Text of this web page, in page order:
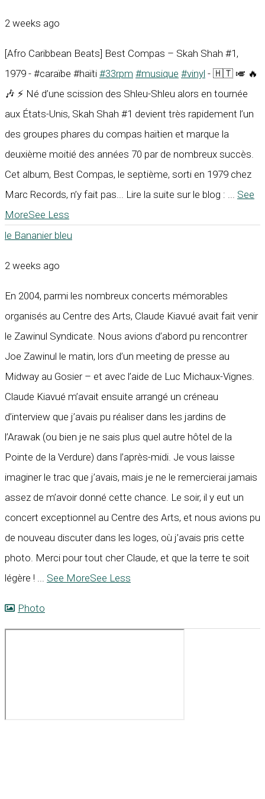
2 weeks ago
[Afro Caribbean Beats] Best Compas – Skah Shah #1,
1979 - #caraïbe #haïti #33rpm #musique #vinyl - 🇭🇹 🎺 🔥
🎶 ⚡ Né d’une scission des Shleu-Shleu alors en tournée
aux États-Unis, Skah Shah #1 devient très rapidement l’un
des groupes phares du compas haïtien et marque la
deuxième moitié des années 70 par de nombreux succès.
Cet album, Best Compas, le septième, sorti en 1979 chez
Marc Records, n’y fait pas... Lire la suite sur le blog : ... See
MoreSee Less
le Bananier bleu
2 weeks ago
En 2004, parmi les nombreux concerts mémorables
organisés au Centre des Arts, Claude Kiavué avait fait venir
le Zawinul Syndicate. Nous avions d’abord pu rencontrer
Joe Zawinul le matin, lors d’un meeting de presse au
Midway au Gosier – et avec l’aide de Luc Michaux-Vignes.
Claude Kiavué m’avait ensuite arrangé un créneau
d’interview que j’avais pu réaliser dans les jardins de
l’Arawak (ou bien je ne sais plus quel autre hôtel de la
Pointe de la Verdure) dans l’après-midi. Je vous laisse
imaginer le trac que j’avais, mais je ne le remercierai jamais
assez de m’avoir donné cette chance. Le soir, il y eut un
concert exceptionnel au Centre des Arts, et nous avions pu
de nouveau discuter dans les loges, où j’avais pris cette
photo. Merci pour tout cher Claude, et que la terre te soit
légère ! ... See MoreSee Less
Photo